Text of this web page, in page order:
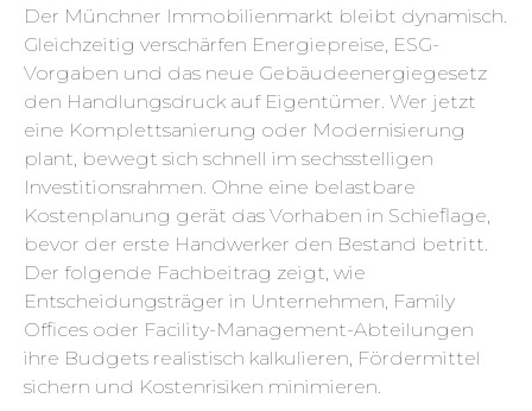
Der Münchner Immobilienmarkt bleibt dynamisch.
Gleichzeitig verschärfen Energiepreise, ESG-
Vorgaben und das neue Gebäudeenergiegesetz
den Handlungsdruck auf Eigentümer. Wer jetzt
eine Komplettsanierung oder Modernisierung
plant, bewegt sich schnell im sechsstelligen
Investitionsrahmen. Ohne eine belastbare
Kostenplanung gerät das Vorhaben in Schieflage,
bevor der erste Handwerker den Bestand betritt.
Der folgende Fachbeitrag zeigt, wie
Entscheidungsträger in Unternehmen, Family
Offices oder Facility-Management-Abteilungen
ihre Budgets realistisch kalkulieren, Fördermittel
sichern und Kostenrisiken minimieren.